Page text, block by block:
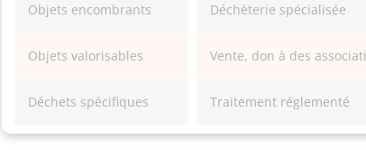
Objets encombrants Déchèterie spécialisée
Objets valorisables Vente, don à des
Déchets spécifiques Traitement réglementé